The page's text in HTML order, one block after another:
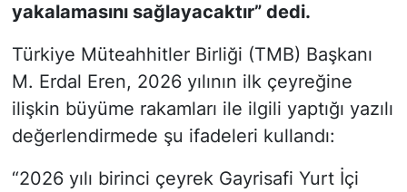
yakalamasını sağlayacaktır” dedi.
Türkiye Müteahhitler Birliği (TMB) Başkanı
M. Erdal Eren, 2026 yılının ilk çeyreğine
ilişkin büyüme rakamları ile ilgili yaptığı yazılı
değerlendirmede şu ifadeleri kullandı:
“2026 yılı birinci çeyrek Gayrisafi Yurt İçi